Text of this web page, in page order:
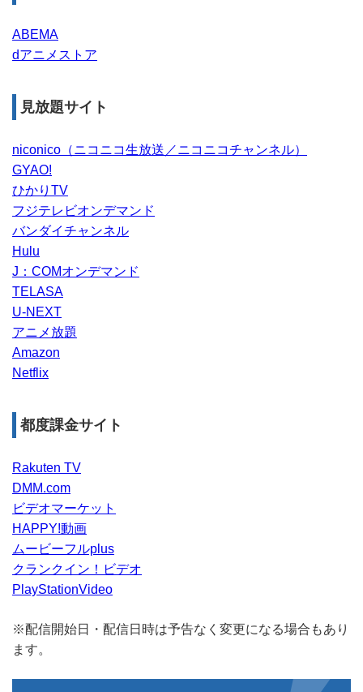
ABEMA
dアニメストア
見放題サイト
niconico（ニコニコ生放送／ニコニコチャンネル）
GYAO!
ひかりTV
フジテレビオンデマンド
バンダイチャンネル
Hulu
J：COMオンデマンド
TELASA
U-NEXT
アニメ放題
Amazon
Netflix
都度課金サイト
Rakuten TV
DMM.com
ビデオマーケット
HAPPY!動画
ムービーフルplus
クランクイン！ビデオ
PlayStationVideo
※配信開始日・配信日時は予告なく変更になる場合もあり
ます。